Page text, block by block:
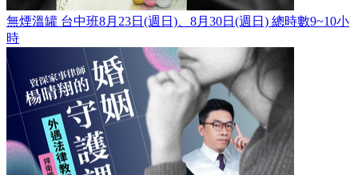
無煙溫罐 台中班8月23日(週日)、8月30日(週日) 總時數9~10小
時